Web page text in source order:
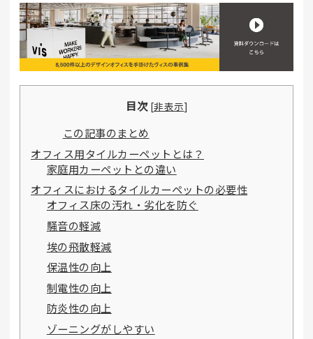
目次 [非表示]
この記事のまとめ
オフィス用タイルカーペットとは？
家庭用カーペットとの違い
オフィスにおけるタイルカーペットの必要性
オフィス床の汚れ・劣化を防ぐ
騒音の軽減
埃の飛散軽減
保温性の向上
制電性の向上
防炎性の向上
ゾーニングがしやすい